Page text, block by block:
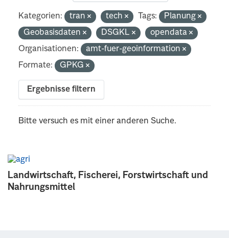
Landwirtschaft, Fischerei, Forstwirtschaft und
Nahrungsmittel
Kategorien: tran tech Tags:
Planung
Geobasisdaten
DSGKL
opendata
Organisationen:
amt-fuer-geoinformation
Formate:
GPKG
Ergebnisse filtern
Bitte versuch es mit einer anderen Suche.